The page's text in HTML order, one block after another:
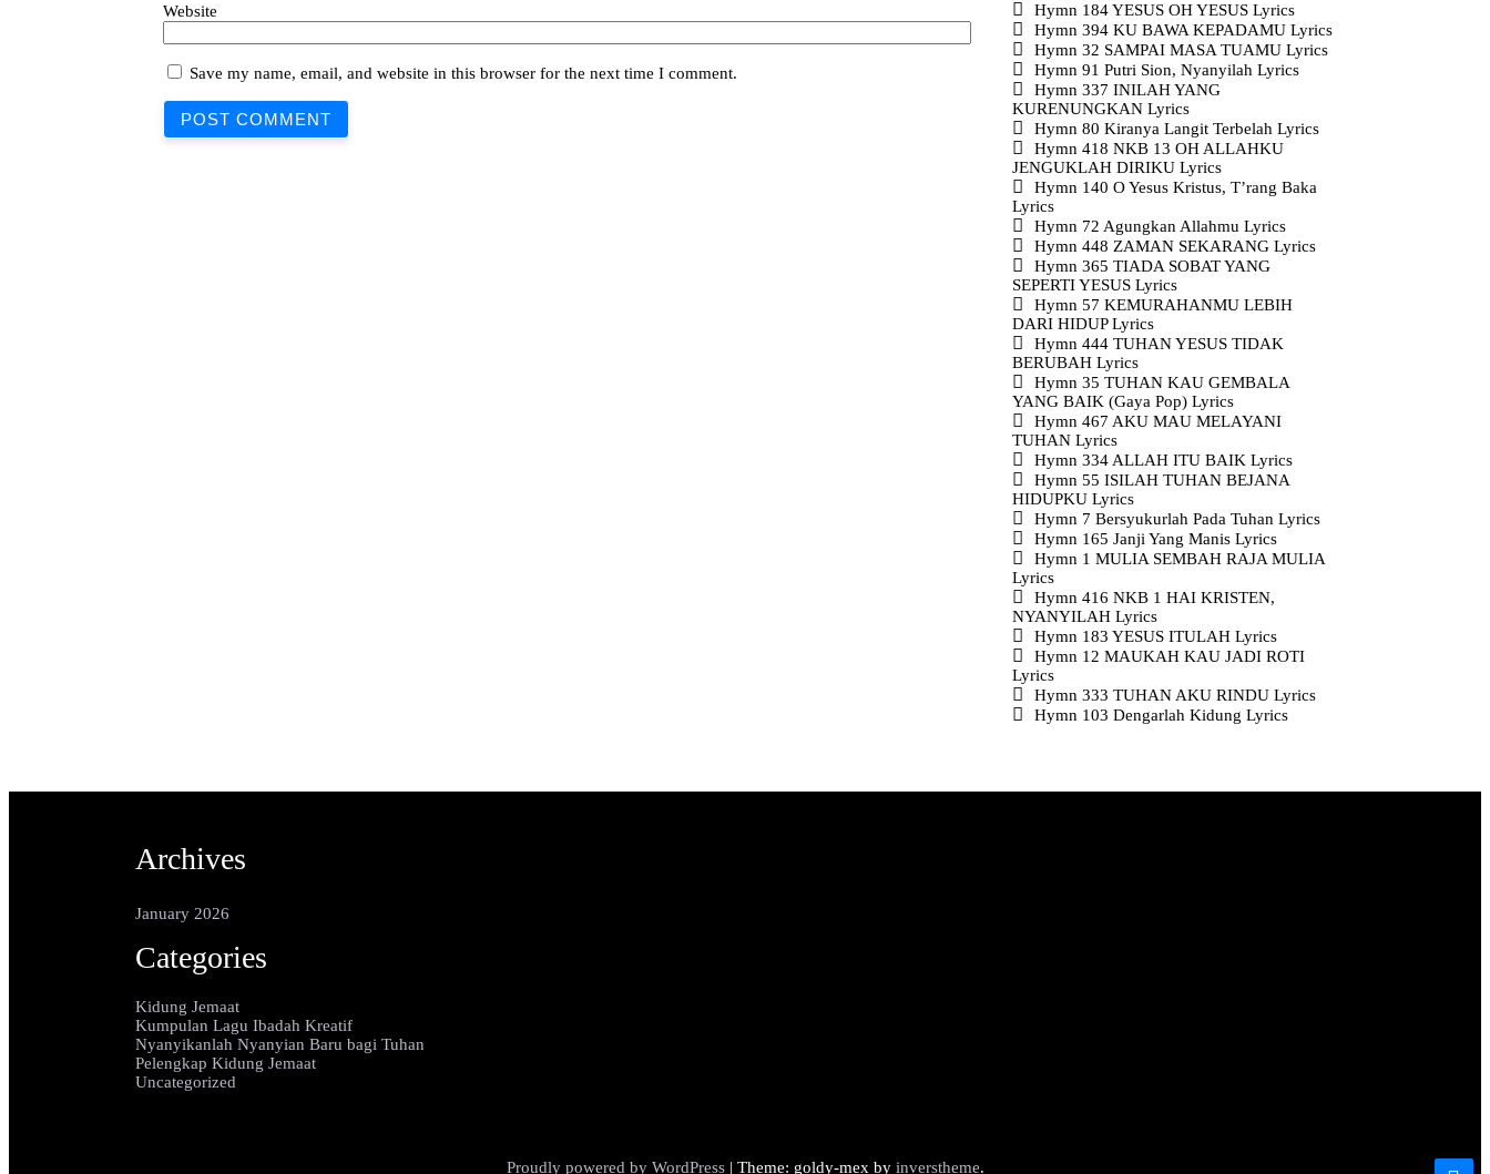
Website
Save my name, email, and website in this browser for the next time I comment.
Hymn 184 YESUS OH YESUS Lyrics
Hymn 394 KU BAWA KEPADAMU Lyrics
Hymn 32 SAMPAI MASA TUAMU Lyrics
Hymn 91 Putri Sion, Nyanyilah Lyrics
Hymn 337 INILAH YANG
KURENUNGKAN Lyrics
Hymn 80 Kiranya Langit Terbelah Lyrics
Hymn 418 NKB 13 OH ALLAHKU
JENGUKLAH DIRIKU Lyrics
Hymn 140 O Yesus Kristus, T’rang Baka
Lyrics
Hymn 72 Agungkan Allahmu Lyrics
Hymn 448 ZAMAN SEKARANG Lyrics
Hymn 365 TIADA SOBAT YANG
SEPERTI YESUS Lyrics
Hymn 57 KEMURAHANMU LEBIH
DARI HIDUP Lyrics
Hymn 444 TUHAN YESUS TIDAK
BERUBAH Lyrics
Hymn 35 TUHAN KAU GEMBALA
YANG BAIK (Gaya Pop) Lyrics
Hymn 467 AKU MAU MELAYANI
TUHAN Lyrics
Hymn 334 ALLAH ITU BAIK Lyrics
Hymn 55 ISILAH TUHAN BEJANA
HIDUPKU Lyrics
Hymn 7 Bersyukurlah Pada Tuhan Lyrics
Hymn 165 Janji Yang Manis Lyrics
Hymn 1 MULIA SEMBAH RAJA MULIA
Lyrics
Hymn 416 NKB 1 HAI KRISTEN,
NYANYILAH Lyrics
Hymn 183 YESUS ITULAH Lyrics
Hymn 12 MAUKAH KAU JADI ROTI
Lyrics
Hymn 333 TUHAN AKU RINDU Lyrics
Hymn 103 Dengarlah Kidung Lyrics
Archives
January 2026
Categories
Kidung Jemaat
Kumpulan Lagu Ibadah Kreatif
Nyanyikanlah Nyanyian Baru bagi Tuhan
Pelengkap Kidung Jemaat
Uncategorized
Proudly powered by WordPress | Theme: goldy-mex by inverstheme.